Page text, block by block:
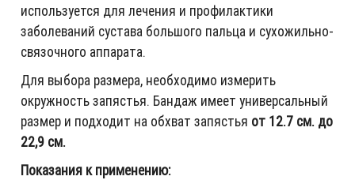
используется для лечения и профилактики
заболеваний сустава большого пальца и сухожильно-
связочного аппарата.
Для выбора размера, необходимо измерить
окружность запястья. Бандаж имеет универсальный
размер и подходит на обхват запястья от 12.7 см. до
22,9 см.
Показания к применению: